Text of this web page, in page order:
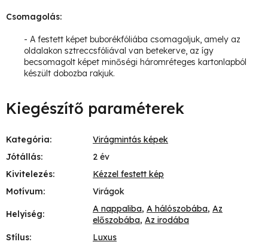
Csomagolás:
- A festett képet buborékfóliába csomagoljuk, amely az
oldalakon sztreccsfóliával van betekerve, az így
becsomagolt képet minőségi háromréteges kartonlapból
készült dobozba rakjuk.
Kiegészítő paraméterek
Kategória:
Virágmintás képek
Jótállás:
2 év
Kivitelezés:
Kézzel festett kép
Motívum: Virágok
Helyiség: A nappaliba, A hálószobába, Az
előszobába, Az irodába
Stílus:
Luxus